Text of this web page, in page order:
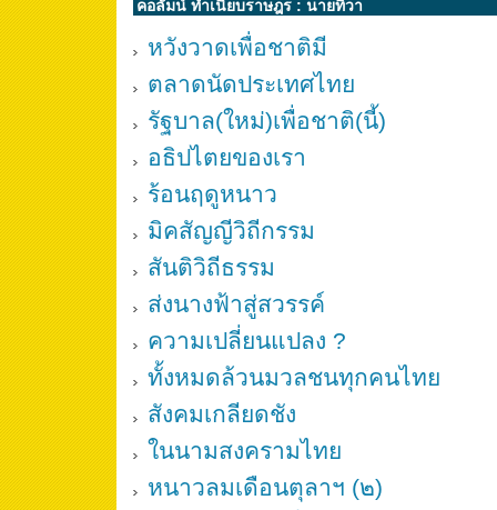
คอลัมน์ ทำเนียบราษฎร : นายทิวา
หวังวาดเพื่อชาติมี
ตลาดนัดประเทศไทย
รัฐบาล(ใหม่)เพื่อชาติ(นี้)
อธิปไตยของเรา
ร้อนฤดูหนาว
มิคสัญญีวิถีกรรม
สันติวิถีธรรม
ส่งนางฟ้าสู่สวรรค์
ความเปลี่ยนแปลง ?
ทั้งหมดล้วนมวลชนทุกคนไทย
สังคมเกลียดชัง
ในนามสงครามไทย
หนาวลมเดือนตุลาฯ (๒)